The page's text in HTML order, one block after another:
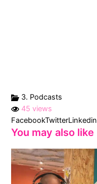
3. Podcasts
45 views
FacebookTwitterLinkedin
You may also like